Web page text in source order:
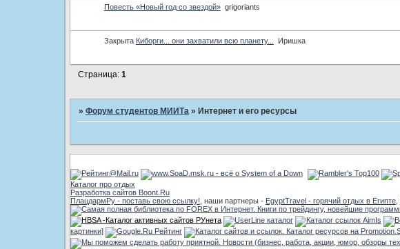
Повесть «Новый год со звездой» grigoriants
Закрыта Киборги... они захватили всю планету...
Иришка
Страница: 1
» Форум студентов МИИТа » Интернет и его ресурсы
Каталог про отдых
Разработка сайтов Boont.Ru
ПлацдармРу - поставь свою ссылку! , наши партнеры - EgyptTravel - горячий отдых в Египте,
картинки]